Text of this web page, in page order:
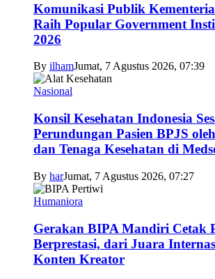
Komunikasi Publik
Raih Popular Government
2026
By ilhamJumat, 7 Agustus 2026, 07:39
Nasional
Konsil Kesehatan Indonesia
Perundungan Pasien BPJS
dan Tenaga Kesehatan di
By harJumat, 7 Agustus 2026, 07:27
Humaniora
Gerakan BIPA Mandiri Cetak
Berprestasi, dari Juara
Konten Kreator